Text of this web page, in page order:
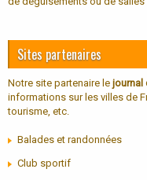
Sites partenaires
Notre site partenaire le journal
informations sur les villes de
tourisme, etc.
Balades et randonnées
Club sportif